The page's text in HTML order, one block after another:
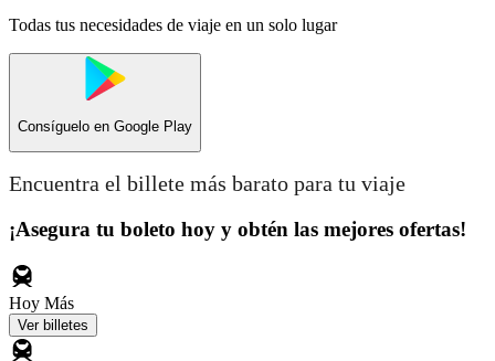
Todas tus necesidades de viaje en un solo lugar
Consíguelo en Google Play
Encuentra el billete más barato para tu viaje
¡Asegura tu boleto hoy y obtén las mejores ofertas!
Hoy Más
Ver billetes